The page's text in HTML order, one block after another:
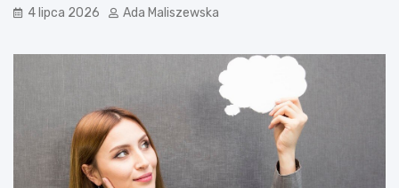
4 lipca 2026 Ada Maliszewska